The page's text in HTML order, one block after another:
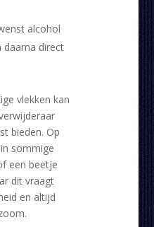
alcohol
daarna direct
vlekken kan
bieden. Op
sommige
een beetje
dit vraagt
en altijd